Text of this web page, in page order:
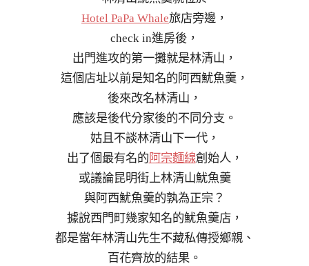
Hotel PaPa Whale旅店旁邊，
check in進房後，
出門進攻的第一攤就是林清山，
這個店址以前是知名的阿西魷魚羹，
後來改名林清山，
應該是後代分家後的不同分支。
姑且不談林清山下一代，
出了個最有名的 阿宗麵線創始人，
或議論昆明街上林清山魷魚羹
與阿西魷魚羹的孰為正宗？
據說西門町幾家知名的魷魚羹店，
都是當年林清山先生不藏私傳授鄉親、
百花齊放的結果。